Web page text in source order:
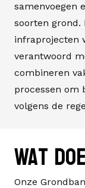
samenvoegen
soorten grond.
infraprojecten
verantwoord
combineren
processen om
volgens de
Wat
Onze